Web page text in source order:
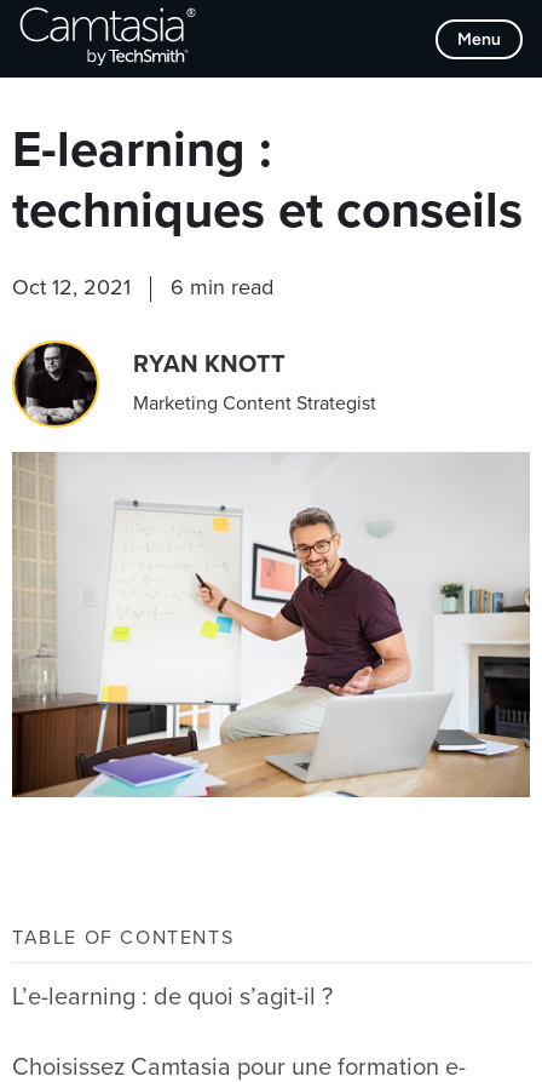
Passer
directement
Menu
Browse Categories
E-learning :
techniques et conseils
Oct 12, 2021 6 min read
RYAN KNOTT
Marketing Content Strategist
TABLE OF CONTENTS
L’e-learning : de quoi s’agit-il ?
Choisissez Camtasia pour une formation e-